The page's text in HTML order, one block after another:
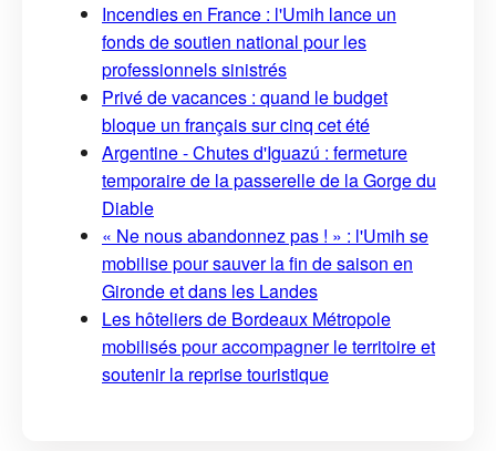
Incendies en France : l'Umih lance un
fonds de soutien national pour les
professionnels sinistrés
Privé de vacances : quand le budget
bloque un français sur cinq cet été
Argentine - Chutes d'Iguazú : fermeture
temporaire de la passerelle de la Gorge du
Diable
« Ne nous abandonnez pas ! » : l'Umih se
mobilise pour sauver la fin de saison en
Gironde et dans les Landes
Les hôteliers de Bordeaux Métropole
mobilisés pour accompagner le territoire et
soutenir la reprise touristique